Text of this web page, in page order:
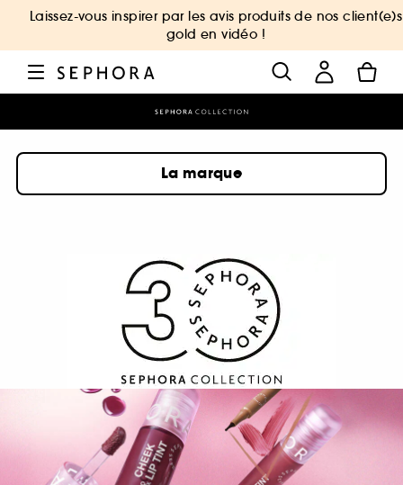
Laissez-vous inspirer par les avis produits de nos client(e)s
gold en vidéo !
La marque